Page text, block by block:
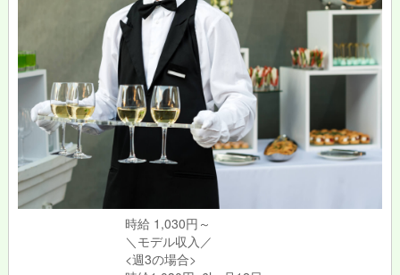
時給 1,030円～
＼モデル収入／
<週3の場合>